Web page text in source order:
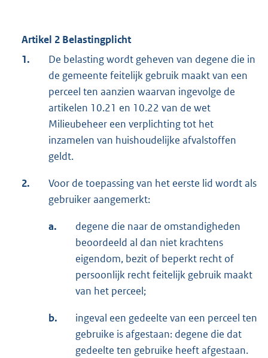
Artikel 2 Belastingplicht
1.
De belasting wordt geheven van degene die in
de gemeente feitelijk gebruik maakt van een
perceel ten aanzien waarvan ingevolge de
artikelen 10.21 en 10.22 van de wet
Milieubeheer een verplichting tot het
inzamelen van huishoudelijke afvalstoffen
geldt.
2.
Voor de toepassing van het eerste lid wordt als
gebruiker aangemerkt:
a.
degene die naar de omstandigheden
beoordeeld al dan niet krachtens
eigendom, bezit of beperkt recht of
persoonlijk recht feitelijk gebruik maakt
van het perceel;
b.
ingeval een gedeelte van een perceel ten
gebruike is afgestaan: degene die dat
gedeelte ten gebruike heeft afgestaan.